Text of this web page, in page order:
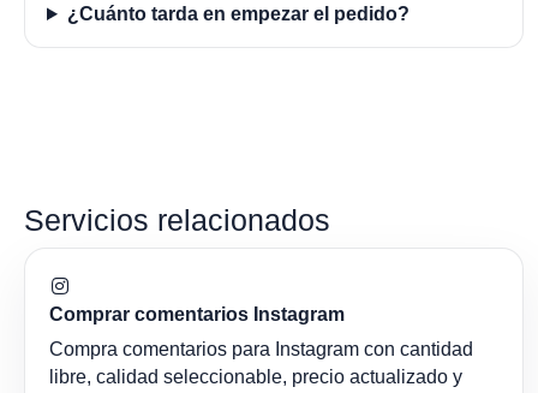
¿Cuánto tarda en empezar el pedido?
Servicios relacionados
Comprar comentarios Instagram
Compra comentarios para Instagram con cantidad
libre, calidad seleccionable, precio actualizado y